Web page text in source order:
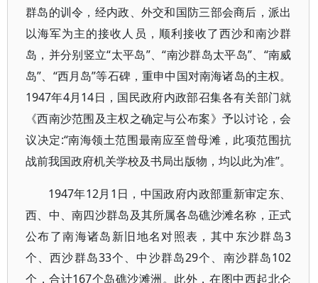
群岛的训令，经内政、外交和国防三部会商后，派出
以海军为主的接收人员，顺利接收了西沙和南沙群
岛，并分别竖立“太平岛”、“南沙群岛太平岛”、“南威
岛”、“西月岛”等石碑，重申中国对南海诸岛的主权。
1947年4月14日，国民政府内政部召集各有关部门就
《西南沙范围及主权之确定与公布案》予以讨论，会
议决定:“南海领土范围最南应至曾母滩，此项范围抗
战前我国政府机关学校及书局出版物，均以此为准”。
1947年12月1日，中国政府内政部重新审定东、
西、中、南四沙群岛及其所属各岛礁沙滩名称，正式
公布了南海诸岛新旧地名对照表，其中东沙群岛3
个、西沙群岛33个、中沙群岛29个、南沙群岛102
个，合计167个岛礁沙滩洲。此外，在图中西起北仑